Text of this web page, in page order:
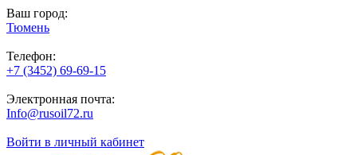
Ваш город:
Тюмень
Телефон:
+7 (3452) 69-69-15
Электронная почта:
Info@rusoil72.ru
Войти в личный кабинет